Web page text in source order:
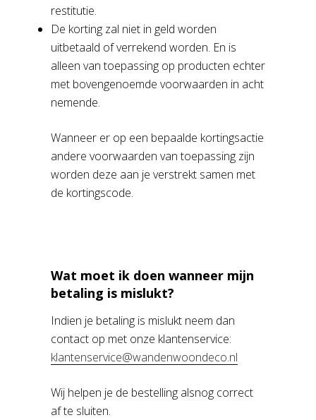
restitutie.
De korting zal niet in geld worden
uitbetaald of verrekend worden. En is
alleen van toepassing op producten echter
met bovengenoemde voorwaarden in acht
nemende.
Wanneer er op een bepaalde kortingsactie
andere voorwaarden van toepassing zijn
worden deze aan je verstrekt samen met
de kortingscode.
Wat moet ik doen wanneer mijn
betaling is mislukt?
Indien je betaling is mislukt neem dan
contact op met onze klantenservice:
klantenservice@wandenwoondeco.nl
Wij helpen je de bestelling alsnog correct
af te sluiten.